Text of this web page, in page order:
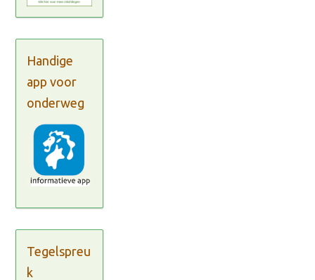
Handige
app voor
onderweg
Tegelspreu
k